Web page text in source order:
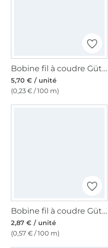
Bobine fil à coudre Gütermann 2500m polyester Toldi Lock, (6950) bleu foncé
5,70 € / unité
(0,23 € / 100 m)
Bobine fil à coudre Gütermann 500m polyester Toldi, (659) rose
2,87 € / unité
(0,57 € / 100 m)